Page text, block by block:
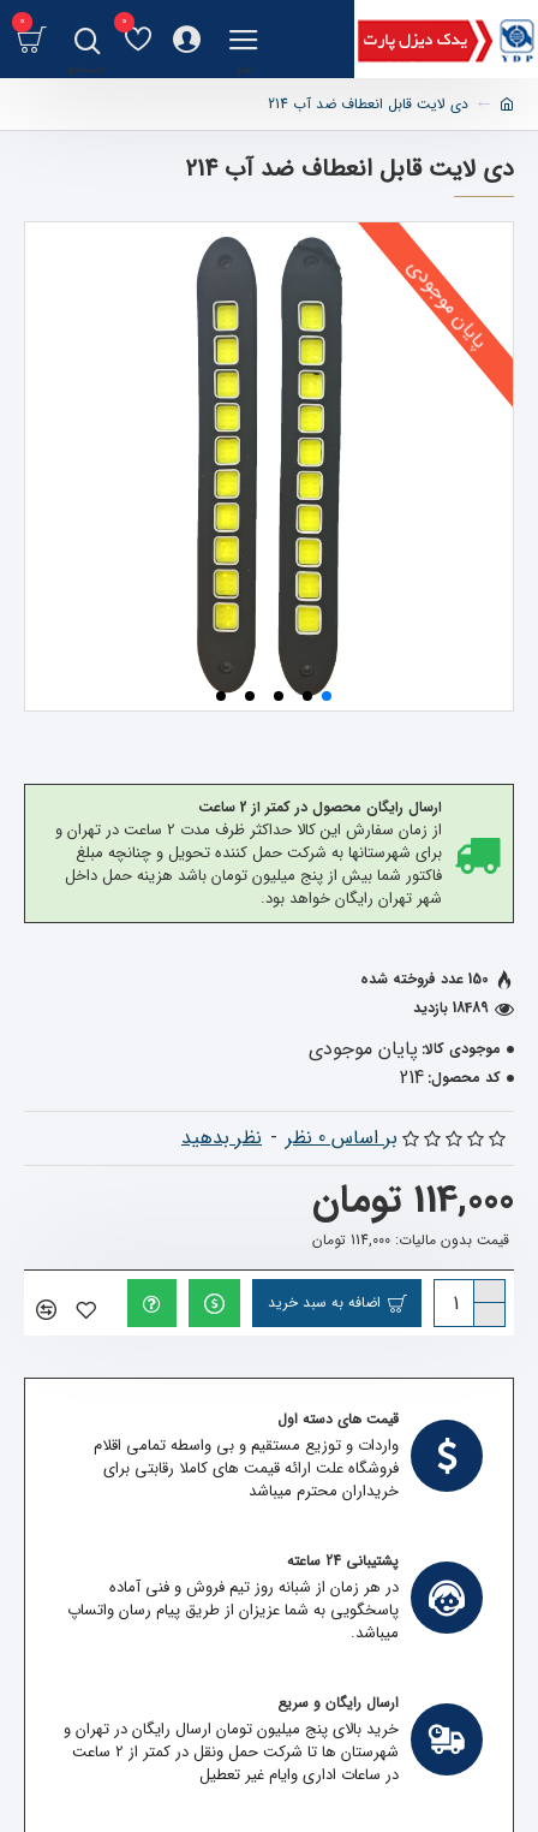
0
0
دی لایت قابل انعطاف ضد آب 214
دی لایت قابل انعطاف ضد آب 214
پایان موجودی
ارسال رایگان محصول در کمتر از 2 ساعت
از زمان سفارش این کالا حداکثر ظرف مدت 2 ساعت در تهران و
برای شهرستانها به شرکت حمل کننده تحویل و چنانچه مبلغ
فاکتور شما بیش از پنج میلیون تومان باشد هزینه حمل داخل
شهر تهران رایگان خواهد بود.
موجودی کالا: پایان موجودی
کد محصول: 214
150 عدد فروخته شده
18489 بازدید
بر اساس 0 نظر - نظر بدهید
114,000 تومان
قیمت بدون مالیات: 114,000 تومان
اضافه به سبد خرید
قیمت های دسته اول
واردات و توزیع مستقیم و بی واسطه تمامی اقلام
فروشگاه علت ارائه قیمت های کاملا رقابتی برای
خریداران محترم میباشد
پشتیبانی 24 ساعته
در هر زمان از شبانه روز تیم فروش و فنی آماده
پاسخگویی به شما عزیزان از طریق پیام رسان واتساپ
میباشد.
ارسال رایگان و سریع
خرید بالای پنج میلیون تومان ارسال رایگان در تهران و
شهرستان ها تا شرکت حمل ونقل در کمتر از 2 ساعت
در ساعات اداری وایام غیر تعطیل